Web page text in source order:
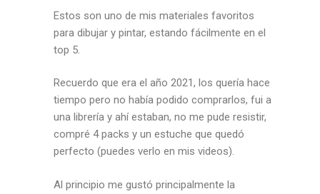
Estos son uno de mis materiales favoritos
para dibujar y pintar, estando fácilmente en el
top 5.
Recuerdo que era el año 2021, los quería hace
tiempo pero no había podido comprarlos, fui a
una librería y ahí estaban, no me pude resistir,
compré 4 packs y un estuche que quedó
perfecto (puedes verlo en mis videos).
Al principio me gustó principalmente la